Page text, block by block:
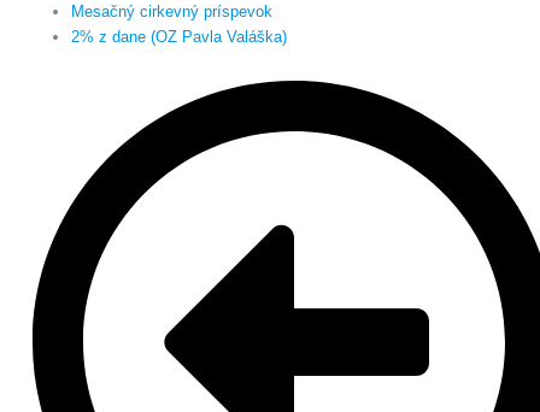
Mesačný cirkevný príspevok
2% z dane (OZ Pavla Valáška)